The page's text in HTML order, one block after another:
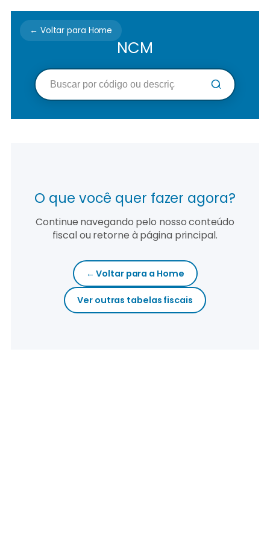
← Voltar para Home
NCM
O que você quer fazer agora?
Continue navegando pelo nosso conteúdo
fiscal ou retorne à página principal.
← Voltar para a Home
Ver outras tabelas fiscais